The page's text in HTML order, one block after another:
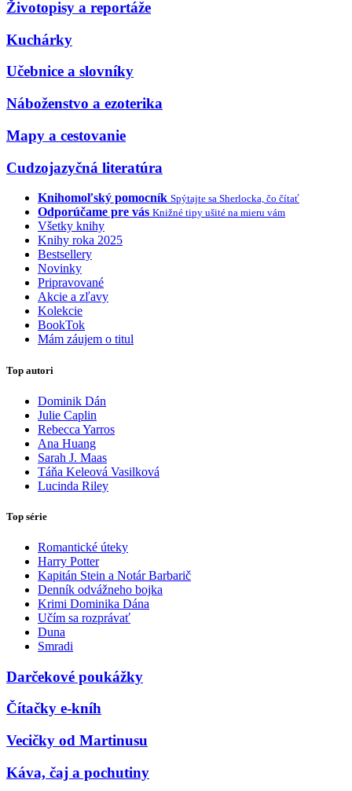
Životopisy a reportáže
Kuchárky
Učebnice a slovníky
Náboženstvo a ezoterika
Mapy a cestovanie
Cudzojazyčná literatúra
Knihomoľský pomocník Spýtajte sa Sherlocka, čo čítať
Odporúčame pre vás Knižné tipy ušité na mieru vám
Všetky knihy
Knihy roka 2025
Bestsellery
Novinky
Pripravované
Akcie a zľavy
Kolekcie
BookTok
Mám záujem o titul
Top autori
Dominik Dán
Julie Caplin
Rebecca Yarros
Ana Huang
Sarah J. Maas
Táňa Keleová Vasilková
Lucinda Riley
Top série
Romantické úteky
Harry Potter
Kapitán Stein a Notár Barbarič
Denník odvážneho bojka
Krimi Dominika Dána
Učím sa rozprávať
Duna
Smradi
Darčekové poukážky
Čítačky e-kníh
Vecičky od Martinusu
Káva, čaj a pochutiny